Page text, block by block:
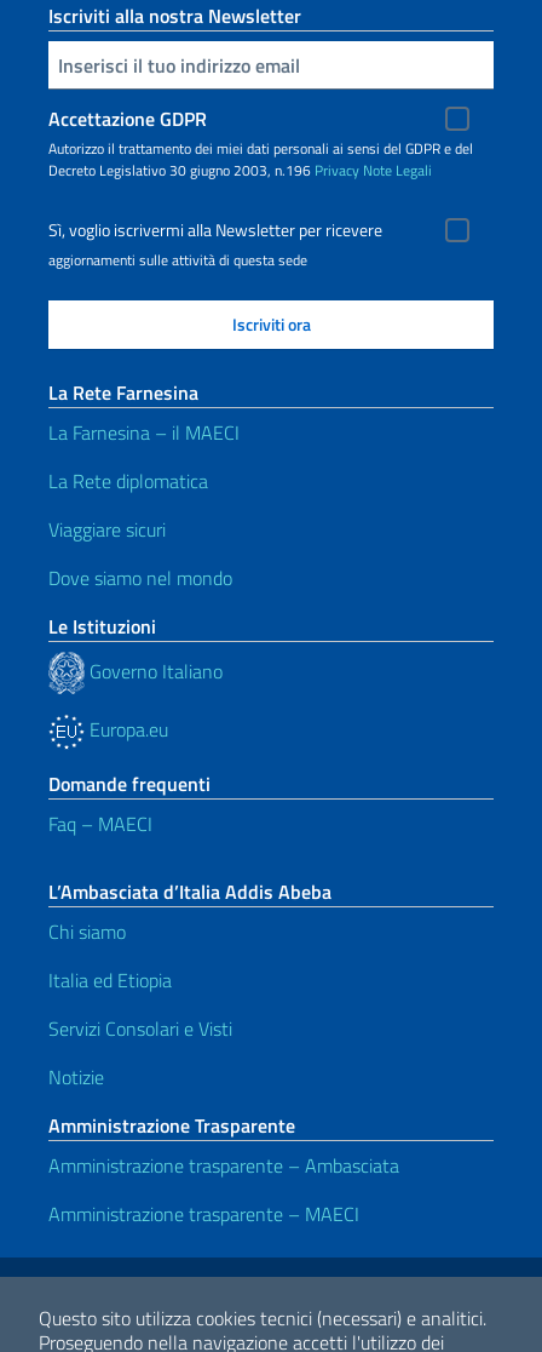
Questo sito utilizza cookies tecnici (necessari) e analitici.
Proseguendo nella navigazione accetti l'utilizzo dei
Iscriviti alla nostra Newsletter
Inserisci la tua email
Accettazione GDPR
Autorizzo il trattamento dei miei dati personali ai sensi del GDPR e del
Decreto Legislativo 30 giugno 2003, n.196 Privacy Note Legali
Sì, voglio iscrivermi alla Newsletter per ricevere
aggiornamenti sulle attività di questa sede
La Rete Farnesina
La Farnesina – il MAECI
La Rete diplomatica
Viaggiare sicuri
Dove siamo nel mondo
Le Istituzioni
Governo Italiano
Europa.eu
Domande frequenti
Faq – MAECI
L’Ambasciata d’Italia Addis Abeba
Chi siamo
Italia ed Etiopia
Servizi Consolari e Visti
Notizie
Amministrazione Trasparente
Amministrazione trasparente – Ambasciata
Amministrazione trasparente – MAECI
Link Utili